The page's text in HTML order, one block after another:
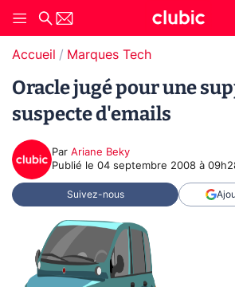
Accueil Marques Tech
Oracle jugé pour une
suspecte d'emails
Par Ariane Beky
Publié le 04 septembre 2008 à
Suivez-nous